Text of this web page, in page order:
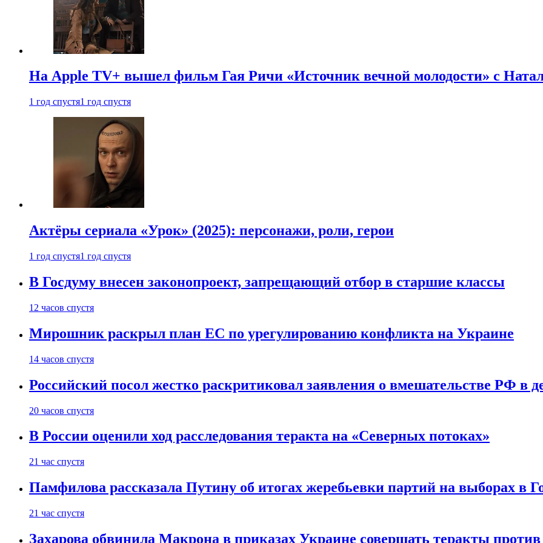
На Apple TV+ вышел фильм Гая Ричи «Источник вечной молодости» с
1 год спустя1 год спустя
Актёры сериала «Урок» (2025): персонажи, роли, герои
1 год спустя1 год спустя
В Госдуму внесен законопроект, запрещающий отбор в старшие классы
12 часов спустя
Мирошник раскрыл план ЕС по урегулированию конфликта на Украине
14 часов спустя
Российский посол жестко раскритиковал заявления о вмешательстве РФ в
20 часов спустя
В России оценили ход расследования теракта на «Северных потоках»
21 час спустя
Памфилова рассказала Путину об итогах жеребьевки партий на выборах в
21 час спустя
Захарова обвинила Макрона в приказах Украине совершать теракты против